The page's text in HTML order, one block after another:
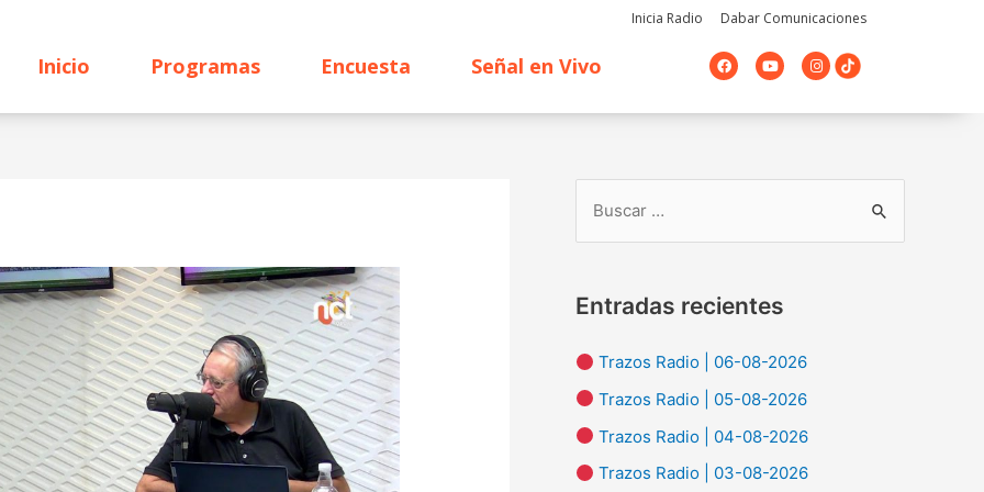
Inicia Radio Dabar Comunicaciones
Inicio Programas Encuesta Señal en Vivo
F
a
c
b
Y
o
u
u
I
n
s
a
u
c
p
o
r
Entradas recientes
Trazos Radio | 06-08-2026
Trazos Radio | 05-08-2026
Trazos Radio | 04-08-2026
Trazos Radio | 03-08-2026